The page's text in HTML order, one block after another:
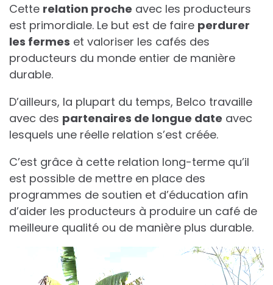
Cette relation proche avec les producteurs
est primordiale. Le but est de faire perdurer
les fermes et valoriser les cafés des
producteurs du monde entier de manière
durable.
D’ailleurs, la plupart du temps, Belco travaille
avec des partenaires de longue date avec
lesquels une réelle relation s’est créée.
C’est grâce à cette relation long-terme qu’il
est possible de mettre en place des
programmes de soutien et d’éducation afin
d’aider les producteurs à produire un café de
meilleure qualité ou de manière plus durable.